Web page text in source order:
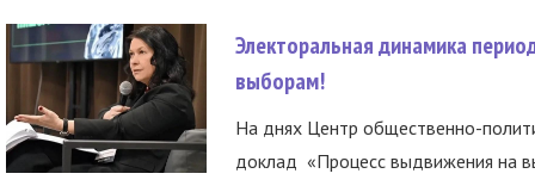
Электоральная динамика
выборам!
На днях Центр общественно-
доклад «Процесс выдвижения на